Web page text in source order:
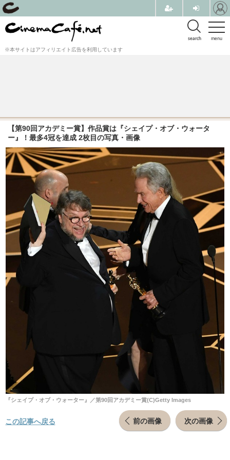
menu
search
※本サイトはアフィリエイト広告を利用しています
【第90回アカデミー賞】作品賞は『シェイプ・オブ・ウォータ
ー』！最多4冠を達成 2枚目の写真・画像
『シェイプ・オブ・ウォーター』／第90回アカデミー賞(C)Getty Images
前の画像 次の画像
この記事へ戻る